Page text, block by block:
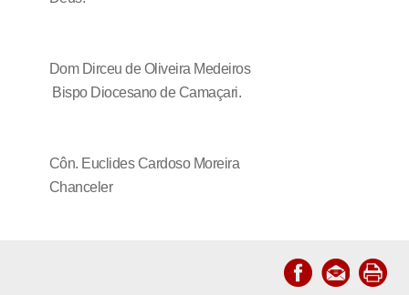
Dom Dirceu de Oliveira Medeiros
Bispo Diocesano de Camaçari.
Côn. Euclides Cardoso Moreira
Chanceler